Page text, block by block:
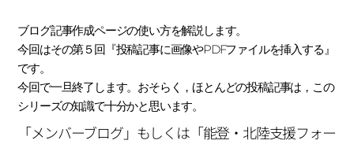
ブログ記事作成ページの使い方を解説します。
今回はその第５回『投稿記事に画像やPDFファイルを挿入する』
です。
今回で一旦終了します。おそらく，ほとんどの投稿記事は，この
シリーズの知識で十分かと思います。
「メンバーブログ」もしくは「能登・北陸支援フォー